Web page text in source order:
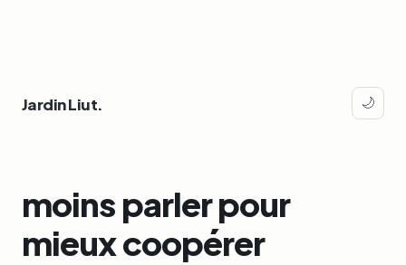
Jardin Liut. 🌙
moins parler pour
mieux coopérer